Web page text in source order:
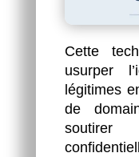
Cette
usurper
légitimes
de
soutirer